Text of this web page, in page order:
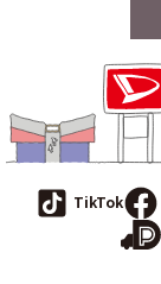
TikTok